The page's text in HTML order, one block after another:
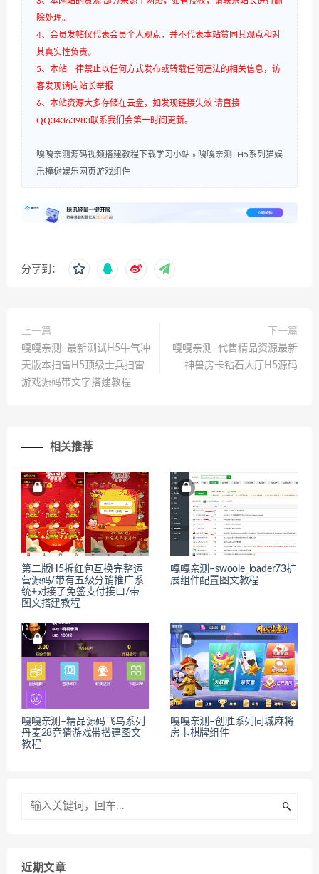
除处理。
4、会员发帖仅代表会员个人观点，并不代表本站赞同其观点和对
其真实性负责。
5、本站一律禁止以任何方式发布或转载任何违法的相关信息，访
客发现请向站长举报
6、本站资源大多存储在云盘，如发现链接失效 请直接
QQ34363983联系我们会第一时间更新。
嘎嘎亲测源码视频搭建教程下载学习小站 » 嘎嘎亲测–H5系列猫娱
乐橦树娱乐网页游戏组件
分享到：
上一篇
嘎嘎亲测–最新测试H5牛气冲
天版本扫雷H5顶级士兵扫雷
游戏源码带文字搭建教程
下一篇
嘎嘎亲测–代售精品资源最新
神兽房卡钻石大厅H5源码
相关推荐
第二版H5拆红包互换完整运
营源码/带有五级分销推广系
统+对接了免签支付接口/带
图文搭建教程
嘎嘎亲测–swoole_loader73扩
展组件配置图文教程
嘎嘎亲测–精品源码飞鸟系列
丹麦28竞猜游戏带搭建图文
教程
嘎嘎亲测–创胜系列同城麻将
房卡棋牌组件
近期文章